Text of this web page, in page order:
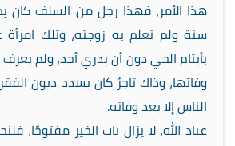
هذا الأمر، فهذا رجل من السلف كان
سنة ولم تعلم به زوجته، وتلك
بأيتام الحي دون أن يدري أحد، ولم
وفاتها، وذاك تاجرٌ كان يسدد ديون
الناس إلا بعد وفاته.
عباد الله، لا يزال باب الخير مفتوحًا،